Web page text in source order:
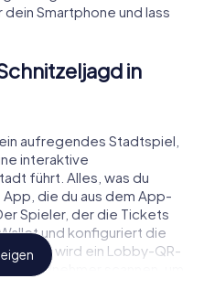
Smartphone und lass
in
aufregendes Stadtspiel,
interaktive
führt. Alles, was du
die du aus dem App-
Spieler, der die Tickets
und konfiguriert die
ist, wird ein Lobby-QR-
Teilnehmer scannen, um